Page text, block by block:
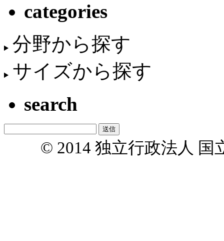
categories
分野から探す
サイズから探す
search
© 2014 独立行政法人 国